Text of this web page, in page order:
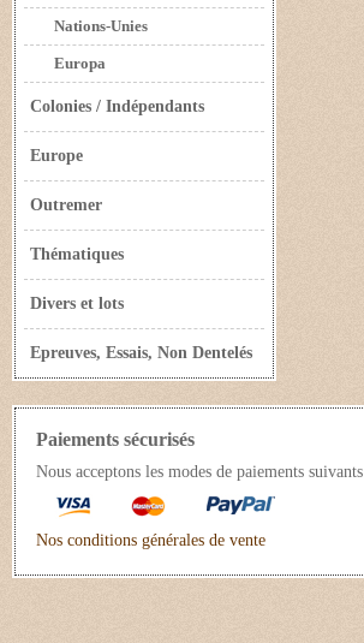
Nations-Unies
Europa
Colonies / Indépendants
Europe
Outremer
Thématiques
Divers et lots
Epreuves, Essais, Non Dentelés
Paiements sécurisés
Nous acceptons les modes de paiements suivants
Nos conditions générales de vente